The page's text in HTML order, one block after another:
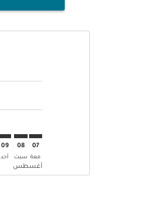
07
معة
أغسطس
08
سبت
09
أحد